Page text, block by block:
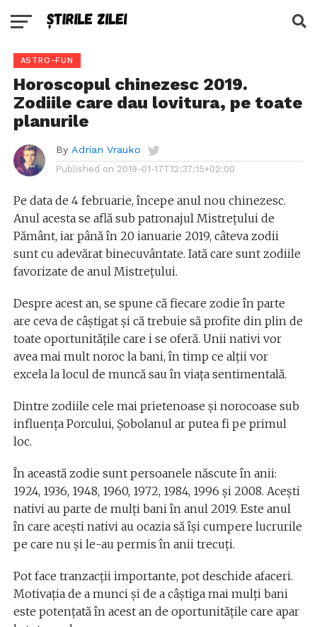
ASTRO-FUN
Horoscopul chinezesc 2019.
Zodiile care dau lovitura, pe toate
planurile
By Adrian Vrauko
Published on 2019-01-17T12:37:15+02:00
Pe data de 4 februarie, începe anul nou chinezesc.
Anul acesta se află sub patronajul Mistrețului de
Pământ, iar până în 20 ianuarie 2019, câteva zodii
sunt cu adevărat binecuvântate. Iată care sunt zodiile
favorizate de anul Mistrețului.
Despre acest an, se spune că fiecare zodie în parte
are ceva de câștigat și că trebuie să profite din plin de
toate oportunitățile care i se oferă. Unii nativi vor
avea mai mult noroc la bani, în timp ce alții vor
excela la locul de muncă sau în viața sentimentală.
Dintre zodiile cele mai prietenoase și norocoase sub
influența Porcului, Șobolanul ar putea fi pe primul
loc.
În această zodie sunt persoanele născute în anii:
1924, 1936, 1948, 1960, 1972, 1984, 1996 și 2008. Acești
nativi au parte de mulți bani în anul 2019. Este anul
în care acești nativi au ocazia să își cumpere lucrurile
pe care nu și le-au permis în anii trecuți.
Pot face tranzacții importante, pot deschide afaceri.
Motivația de a munci și de a câștiga mai mulți bani
este potențată în acest an de oportunitățile care apar